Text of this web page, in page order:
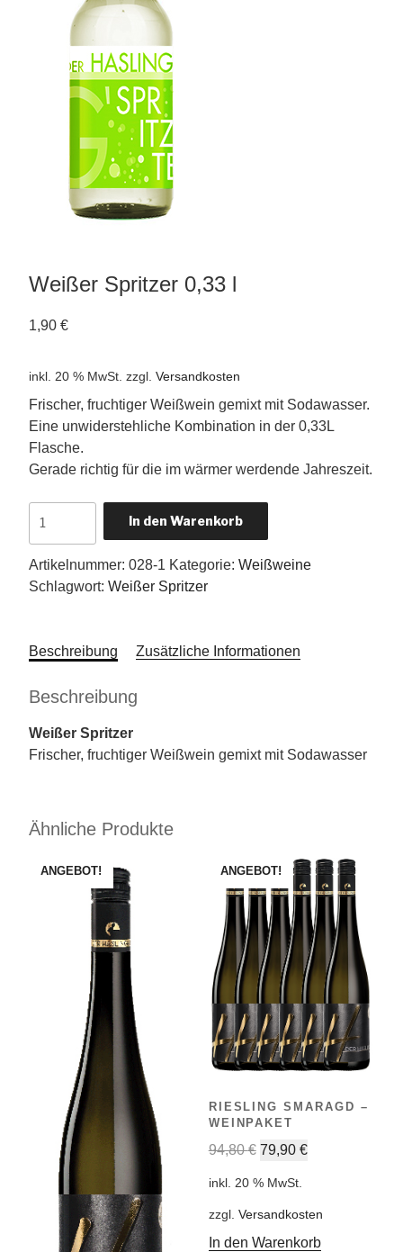
Weißer Spritzer 0,33 l
1,90 €
inkl. 20 % MwSt. zzgl. Versandkosten
Frischer, fruchtiger Weißwein gemixt mit Sodawasser.
Eine unwiderstehliche Kombination in der 0,33L
Flasche.
Gerade richtig für die im wärmer werdende Jahreszeit.
Menge
In den Warenkorb
Artikelnummer: 028-1 Kategorie: Weißweine
Schlagwort: Weißer Spritzer
Beschreibung Zusätzliche Informationen
Beschreibung
Weißer Spritzer
Frischer, fruchtiger Weißwein gemixt mit Sodawasser
Ähnliche Produkte
ANGEBOT! ANGEBOT!
RIESLING SMARAGD –
WEINPAKET
94,80€ 79,90 €
inkl. 20 % MwSt.
zzgl. Versandkosten
In den Warenkorb